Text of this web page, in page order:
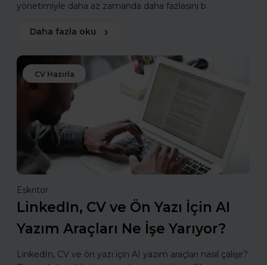
yönetimiyle daha az zamanda daha fazlasını b
Daha fazla oku
CV Hazırla
Eskritor
LinkedIn, CV ve Ön Yazı İçin AI
Yazım Araçları Ne İşe Yarıyor?
LinkedIn, CV ve ön yazı için AI yazım araçları nasıl çalışır?